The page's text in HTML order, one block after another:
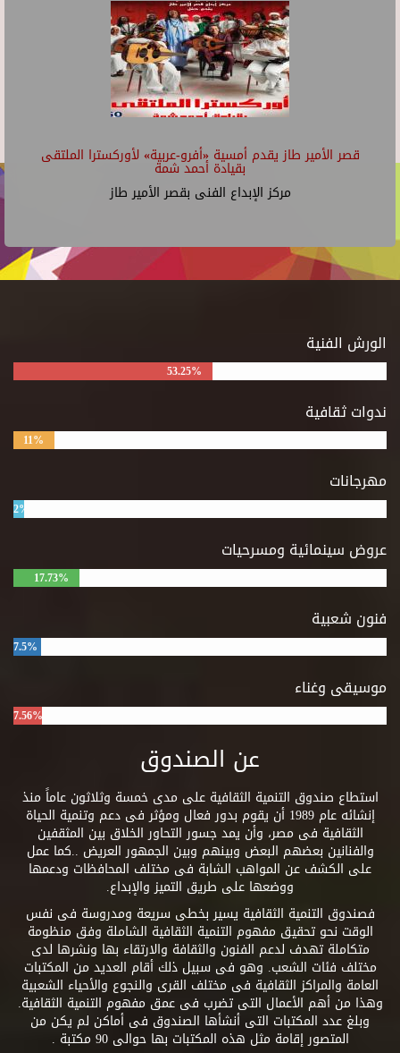
قصر الأمير طاز يقدم أمسية «أفرو-عربية» لأوركسترا الملتقى
بقيادة أحمد شمة
مركز الإبداع الفنى بقصر الأمير طاز
الورش الفنية
53.25%
ندوات ثقافية
11%
مهرجانات
2%
عروض سينمائية ومسرحيات
17.73%
فنون شعبية
7.5%
موسيقى وغناء
7.56%
عن الصندوق
استطاع صندوق التنمية الثقافية على مدى خمسة وثلاثون عاماً منذ
إنشائه عام 1989 أن يقوم بدور فعال ومؤثر فى دعم وتنمية الحياة
الثقافية فى مصر، وأن يمد جسور التحاور الخلاق بين المثقفين
والفنانين بعضهم البعض وبينهم وبين الجمهور العريض ..كما عمل
على الكشف عن المواهب الشابة فى مختلف المحافظات ودعمها
ووضعها على طريق التميز والإبداع.
فصندوق التنمية الثقافية يسير بخطى سريعة ومدروسة فى نفس
الوقت نحو تحقيق مفهوم التنمية الثقافية الشاملة وفق منظومة
متكاملة تهدف لدعم الفنون والثقافة والارتقاء بها ونشرها لدى
مختلف فئات الشعب. وهو فى سبيل ذلك أقام العديد من المكتبات
العامة والمراكز الثقافية فى مختلف القرى والنجوع والأحياء الشعبية
وهذا من أهم الأعمال التى تضرب فى عمق مفهوم التنمية الثقافية.
وبلغ عدد المكتبات التى أنشأها الصندوق فى أماكن لم يكن من
المتصور إقامة مثل هذه المكتبات بها حوالى 90 مكتبة .